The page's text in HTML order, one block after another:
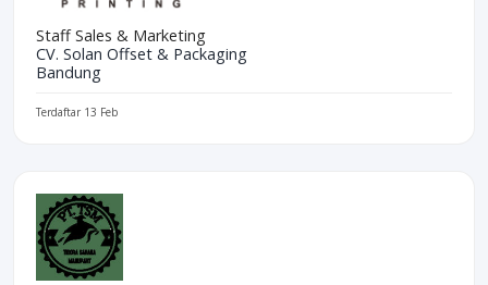
Staff Sales & Marketing
CV. Solan Offset & Packaging
Bandung
Terdaftar 13 Feb